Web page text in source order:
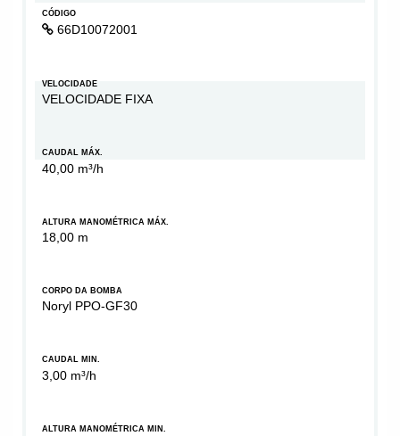
CÓDIGO
66D10072001
VELOCIDADE
VELOCIDADE FIXA
CAUDAL MÁX.
40,00 m³/h
ALTURA MANOMÉTRICA MÁX.
18,00 m
CORPO DA BOMBA
Noryl PPO-GF30
CAUDAL MIN.
3,00 m³/h
ALTURA MANOMÉTRICA MIN.